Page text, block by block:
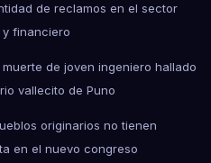
de reclamos en el sector
financiero
de joven ingeniero hallado
vallecito de Puno
originarios no tienen
en el nuevo congreso